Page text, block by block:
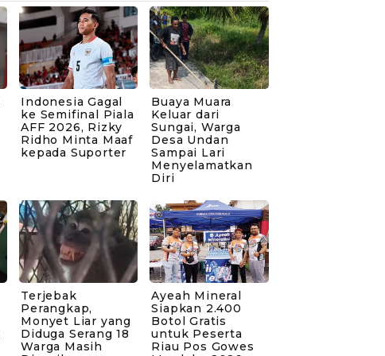
Indonesia Gagal
ke Semifinal Piala
AFF 2026, Rizky
Ridho Minta Maaf
kepada Suporter
Buaya Muara
Keluar dari
Sungai, Warga
Desa Undan
Sampai Lari
Menyelamatkan
Diri
Terjebak
Perangkap,
Monyet Liar yang
Diduga Serang 18
Warga Masih
Ayeah Mineral
Siapkan 2.400
Botol Gratis
untuk Peserta
Riau Pos Gowes